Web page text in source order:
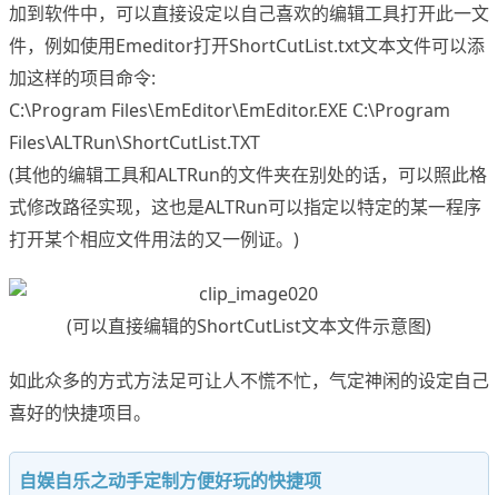
加到软件中，可以直接设定以自己喜欢的编辑工具打开此一文
件，例如使用Emeditor打开ShortCutList.txt文本文件可以添
加这样的项目命令:
C:\Program Files\EmEditor\EmEditor.EXE C:\Program
Files\ALTRun\ShortCutList.TXT
(其他的编辑工具和ALTRun的文件夹在别处的话，可以照此格
式修改路径实现，这也是ALTRun可以指定以特定的某一程序
打开某个相应文件用法的又一例证。)
(可以直接编辑的ShortCutList文本文件示意图)
如此众多的方式方法足可让人不慌不忙，气定神闲的设定自己
喜好的快捷项目。
自娱自乐之动手定制方便好玩的快捷项